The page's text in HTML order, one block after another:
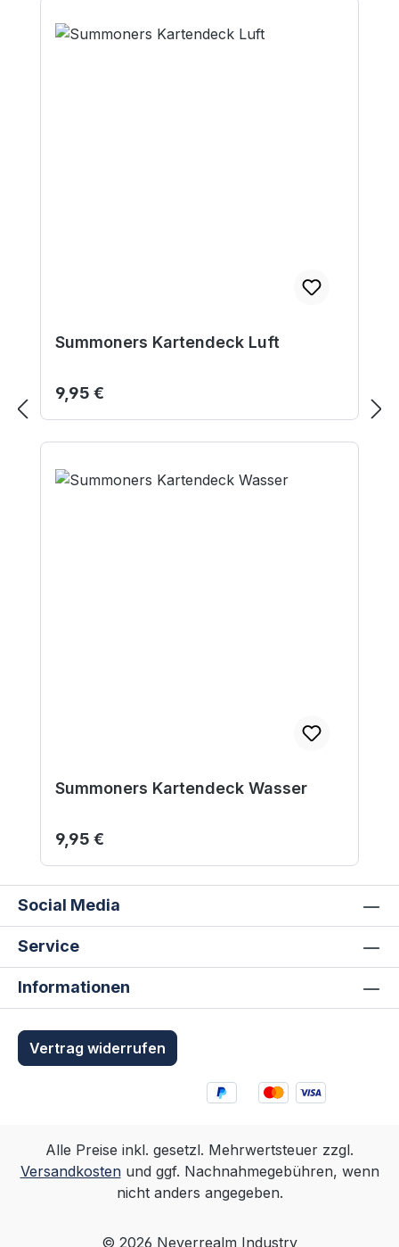
Summoners Kartendeck Luft
Regulärer Preis:
9,95 €
Summoners Kartendeck Wasser
Regulärer Preis:
9,95 €
Social Media
Service
Informationen
Vertrag widerrufen
Alle Preise inkl. gesetzl. Mehrwertsteuer zzgl.
Versandkostenund ggf. Nachnahmegebühren, wenn
nicht anders angegeben.
© 2026 Neverrealm Industry